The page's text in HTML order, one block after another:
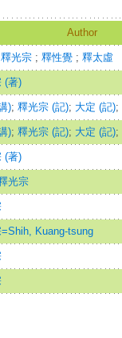
Author
釋光宗 ; 釋性覺 ; 釋太虛
(著)
); 釋光宗 (記); 大定 (記);
); 釋光宗 (記); 大定 (記);
(著)
光宗
Kuang-tsung